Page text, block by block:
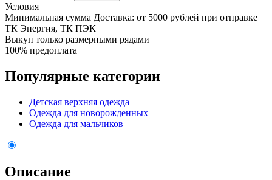
Условия
Минимальная сумма Доставка: от 5000 рублей при отправке
ТК Энергия, ТК ПЭК
Выкуп только размерными рядами
100% предоплата
Популярные категории
Детская верхняя одежда
Одежда для новорожденных
Одежда для мальчиков
Описание